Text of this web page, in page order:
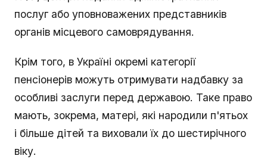
послуг або уповноважених представників
органів місцевого самоврядування.
Крім того, в Україні окремі категорії
пенсіонерів можуть отримувати надбавку за
особливі заслуги перед державою. Таке право
мають, зокрема, матері, які народили п'ятьох
і більше дітей та виховали їх до шестирічного
віку.